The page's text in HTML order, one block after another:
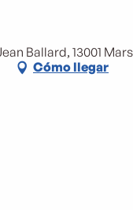
Ballard, 13001
Cómo llegar